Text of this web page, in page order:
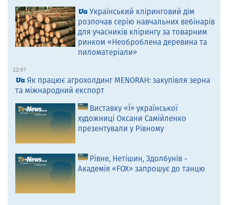
Український кліринговий дім
розпочав серію навчальних вебінарів
для учасників клірингу за товарним
ринком «Необроблена деревина та
пиломатеріали»
22:07
Як працює агрохолдинг MENORAH: закупівля зерна
та міжнародний експорт
Виставку «Ї» української
художниці Оксани Самійленко
презентували у Рівному
Рівне, Нетішин, Здолбунів -
Академія «FOX» запрошує до танцю